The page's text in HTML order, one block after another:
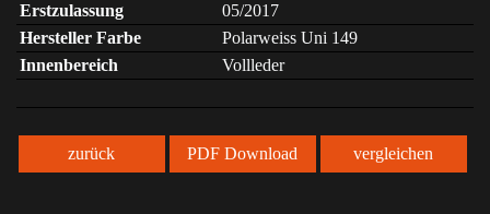
Erstzulassung
05/2017
Hersteller Farbe
Polarweiss Uni 149
Innenbereich
Vollleder
zurück PDF Download vergleichen